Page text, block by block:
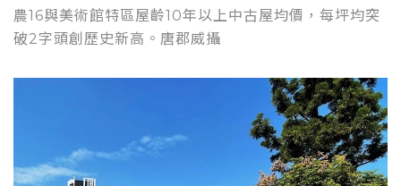
農16與美術館特區屋齡10年以上中古屋均價，每坪均突
破2字頭創歷史新高。唐郡威攝